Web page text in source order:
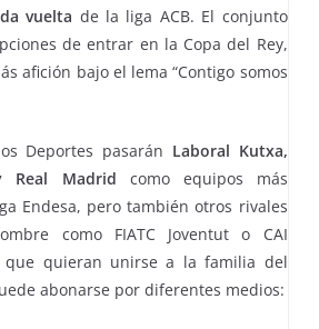
vuelta de la liga ACB. El conjunto
de entrar en la Copa del Rey,
afición bajo el lema “Contigo somos
Deportes pasarán Laboral Kutxa,
Real Madrid como equipos más
Endesa, pero también otros rivales
como FIATC Joventut o CAI
que quieran unirse a la familia del
abonarse por diferentes medios: